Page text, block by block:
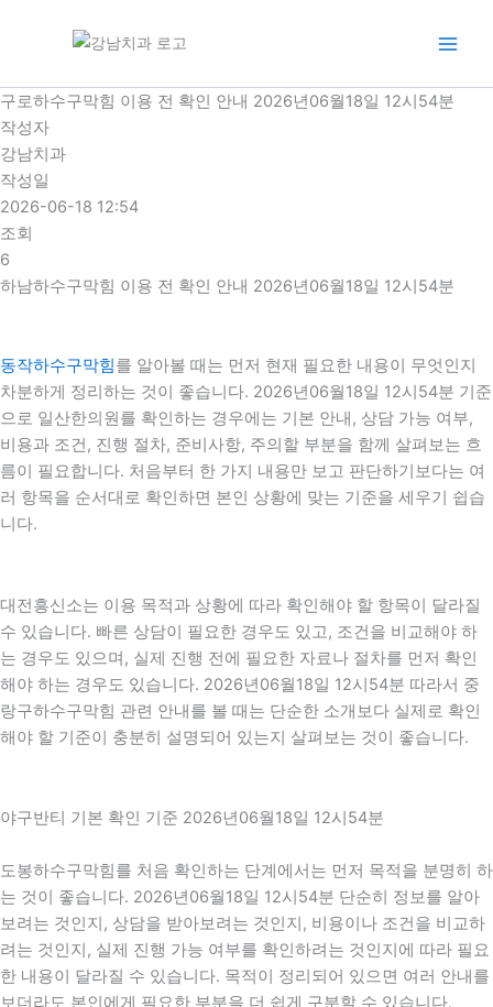
로
건
너
뛰
기
구로하수구막힘 이용 전 확인 안내 2026년06월18일 12시54분
작성자
강남치과
작성일
2026-06-18 12:54
조회
6
하남하수구막힘 이용 전 확인 안내 2026년06월18일 12시54분
동작하수구막힘를 알아볼 때는 먼저 현재 필요한 내용이 무엇인지
차분하게 정리하는 것이 좋습니다. 2026년06월18일 12시54분 기준
으로 일산한의원를 확인하는 경우에는 기본 안내, 상담 가능 여부,
비용과 조건, 진행 절차, 준비사항, 주의할 부분을 함께 살펴보는 흐
름이 필요합니다. 처음부터 한 가지 내용만 보고 판단하기보다는 여
러 항목을 순서대로 확인하면 본인 상황에 맞는 기준을 세우기 쉽습
니다.
대전흥신소는 이용 목적과 상황에 따라 확인해야 할 항목이 달라질
수 있습니다. 빠른 상담이 필요한 경우도 있고, 조건을 비교해야 하
는 경우도 있으며, 실제 진행 전에 필요한 자료나 절차를 먼저 확인
해야 하는 경우도 있습니다. 2026년06월18일 12시54분 따라서 중
랑구하수구막힘 관련 안내를 볼 때는 단순한 소개보다 실제로 확인
해야 할 기준이 충분히 설명되어 있는지 살펴보는 것이 좋습니다.
야구반티 기본 확인 기준 2026년06월18일 12시54분
도봉하수구막힘를 처음 확인하는 단계에서는 먼저 목적을 분명히 하
는 것이 좋습니다. 2026년06월18일 12시54분 단순히 정보를 알아
보려는 것인지, 상담을 받아보려는 것인지, 비용이나 조건을 비교하
려는 것인지, 실제 진행 가능 여부를 확인하려는 것인지에 따라 필요
한 내용이 달라질 수 있습니다. 목적이 정리되어 있으면 여러 안내를
보더라도 본인에게 필요한 부분을 더 쉽게 구분할 수 있습니다.